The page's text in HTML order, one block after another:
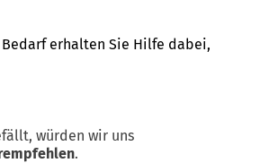
erhalten Sie Hilfe dabei,
würden wir uns
.